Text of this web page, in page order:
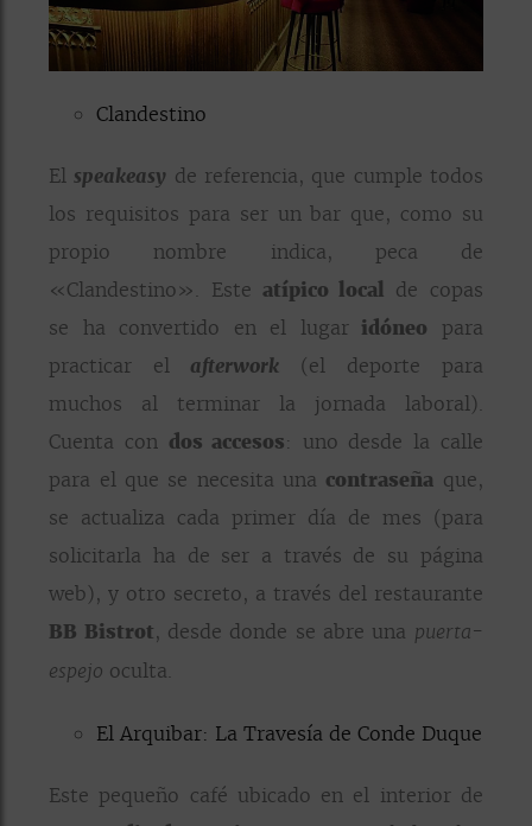
Clandestino
Elspeakeasy de referencia, que cumple todos
los requisitos para ser un bar que, como su
propio nombre indica, peca de
«Clandestino». Este atípico local de copas
se ha convertido en el lugaridóneo para
practicar el afterwork (el deporte para
muchos al terminar la jornada laboral).
Cuenta con dos accesos: uno desde la calle
para el que se necesita una contraseña que,
se actualiza cada primer día de mes (para
solicitarla ha de ser a través de su página
web), y otro secreto, a través del restaurante
BB Bistrot, desde donde se abre una puerta-
espejo oculta.
El Arquibar: La Travesía de Conde Duque
Este pequeño café ubicado en el interior de